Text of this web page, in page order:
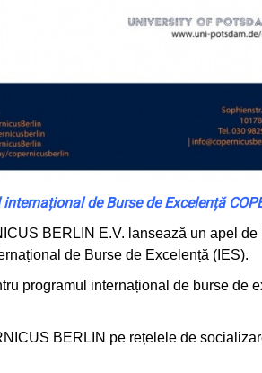
de Burse de Excelență
BERLIN E.V. lansează un apel
de Burse de Excelență (IES).
programul internațional de burse de
BERLIN pe rețelele de